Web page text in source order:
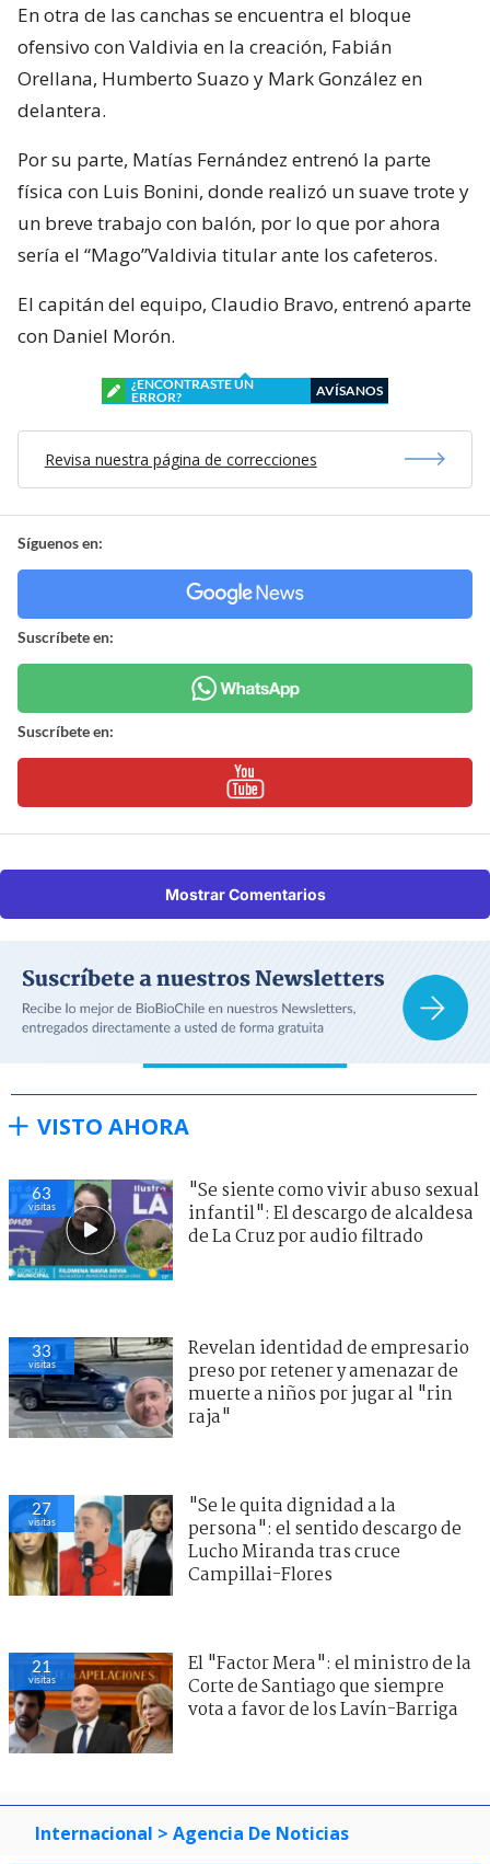
En otra de las canchas se encuentra el bloque
ofensivo con Valdivia en la creación, Fabián
Orellana, Humberto Suazo y Mark González en
delantera.
Por su parte, Matías Fernández entrenó la parte
física con Luis Bonini, donde realizó un suave trote y
un breve trabajo con balón, por lo que por ahora
sería el “Mago”Valdivia titular ante los cafeteros.
El capitán del equipo, Claudio Bravo, entrenó aparte
con Daniel Morón.
¿ENCONTRASTE UN
ERROR?
AVÍSANOS
Revisa nuestra página de correcciones
Síguenos en:
Suscríbete en:
Suscríbete en:
Mostrar Comentarios
VISTO AHORA
63
visitas
"Se siente como vivir abuso sexual
infantil": El descargo de alcaldesa
de La Cruz por audio filtrado
33
visitas
Revelan identidad de empresario
preso por retener y amenazar de
muerte a niños por jugar al "rin
raja"
27
visitas
"Se le quita dignidad a la
persona": el sentido descargo de
Lucho Miranda tras cruce
Campillai-Flores
21
visitas
El "Factor Mera": el ministro de la
Corte de Santiago que siempre
vota a favor de los Lavín-Barriga
Internacional > Agencia De Noticias